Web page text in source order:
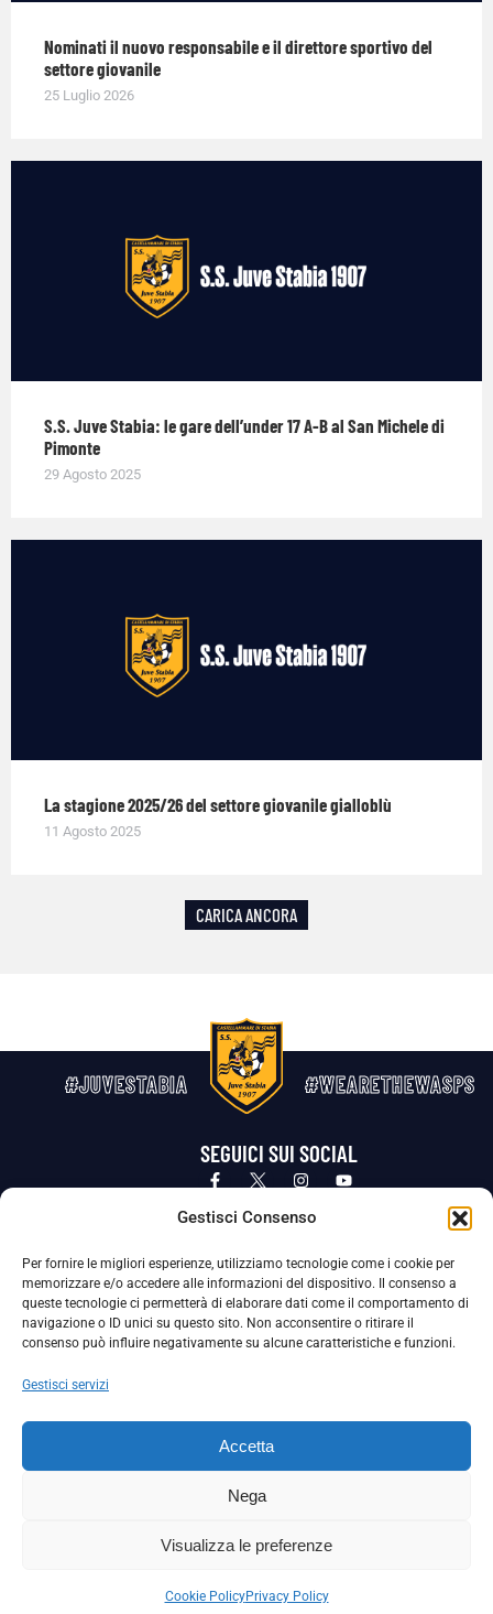
Gestisci Consenso
Per fornire le migliori esperienze, utilizziamo tecnologie come i cookie per
memorizzare e/o accedere alle informazioni del dispositivo. Il consenso a
queste tecnologie ci permetterà di elaborare dati come il comportamento di
navigazione o ID unici su questo sito. Non acconsentire o ritirare il
consenso può influire negativamente su alcune caratteristiche e funzioni.
Gestisci servizi
Accetta
Nega
Visualizza le preferenze
Cookie PolicyPrivacy Policy
Nominati il nuovo responsabile e il direttore sportivo del
settore giovanile
25 Luglio 2026
S.S. Juve Stabia: le gare dell’under 17 A-B al San Michele di
Pimonte
29 Agosto 2025
La stagione 2025/26 del settore giovanile gialloblù
11 Agosto 2025
CARICA ANCORA
#JUVESTABIA #WEARETHEWASPS
SEGUICI SUI SOCIAL
Privacy Policy Cookie Policy
La Società ha nominato il Responsabile della Protezione dei Dati Personali (DPO), figura specializzata che vigila sulle modalità
adottate dalla nostra Società per tutelare i Suoi dati personali.
Per contattare il DPO può scrivere a
La Società ha inoltre adottato un proprio Codice Etico, consultabile al seguente link:
Scarica il Codice Etico
Copyright © 2024 – S.S. JUVE STABIA 1907 | P.IVA: 04246411211 | Tutti i diritti sono riservati | Made with